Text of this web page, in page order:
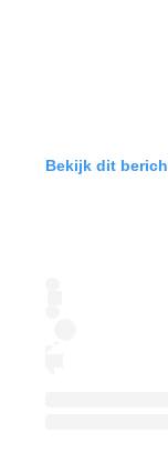
Bekijk dit